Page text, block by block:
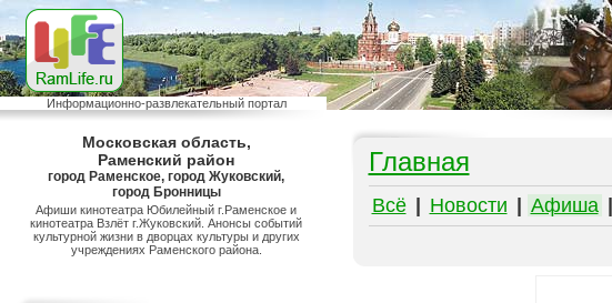
Информационно-развлекательный портал
Московская область,
Раменский район
город Раменское, город Жуковский,
город Бронницы
Афиши кинотеатра Юбилейный г.Раменское и
кинотеатра Взлёт г.Жуковский. Анонсы событий
культурной жизни в дворцах культуры и других
учреждениях Раменского района.
Главная
Всё Новости Афиша